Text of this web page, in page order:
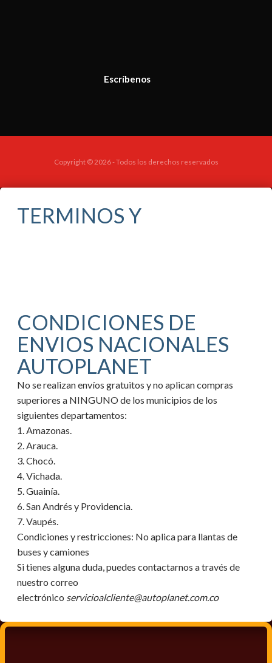
Escríbenos
Copyright © 2026 - Todos los derechos reservados
TERMINOS Y
CONDICIONES DE
ENVIOS NACIONALES
AUTOPLANET
No se realizan envíos gratuitos y no aplican compras
superiores a NINGUNO de los municipios de los
siguientes departamentos:
1. Amazonas.
2. Arauca.
3. Chocó.
4. Vichada.
5. Guainía.
6. San Andrés y Providencia.
7. Vaupés.
Condiciones y restricciones: No aplica para llantas de
buses y camiones
Si tienes alguna duda, puedes contactarnos a través de
nuestro correo
electrónico servicioalcliente@autoplanet.com.co